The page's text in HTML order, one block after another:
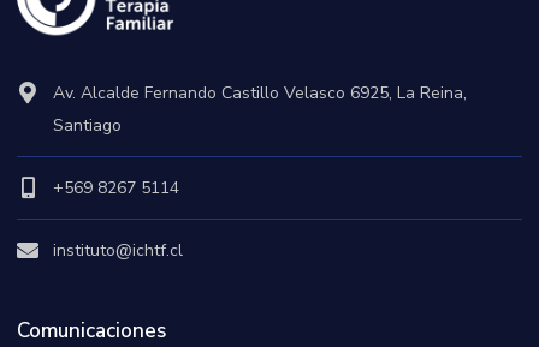
Av. Alcalde Fernando Castillo Velasco 6925, La Reina,
Santiago
+569 8267 5114
instituto@ichtf.cl
Comunicaciones